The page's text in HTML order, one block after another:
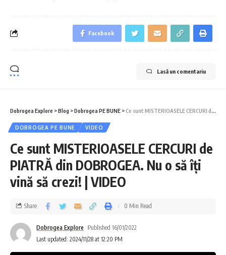
Facebook
Lasă un comentariu
Dobrogea Explore >Blog >Dobrogea PE BUNE >Ce sunt MISTERIOASELE CERCURI de PIATRĂ din DOBROGEA. Nu o să îți vină să crezi! | VIDEO
DOBROGEA PE BUNE VIDEO
Ce sunt MISTERIOASELE CERCURI de
PIATRĂ din DOBROGEA. Nu o să îți
vină să crezi! | VIDEO
Last updated: 2024/11/28 at 12:20 PM
Dobrogea Explore Published 16/01/2022
Share 0 Min Read